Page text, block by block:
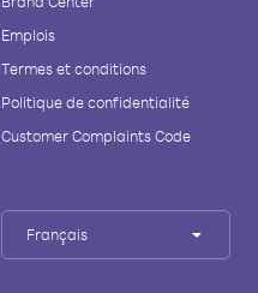
Emplois
Termes et conditions
Politique de confidentialité
Customer Complaints Code
Français